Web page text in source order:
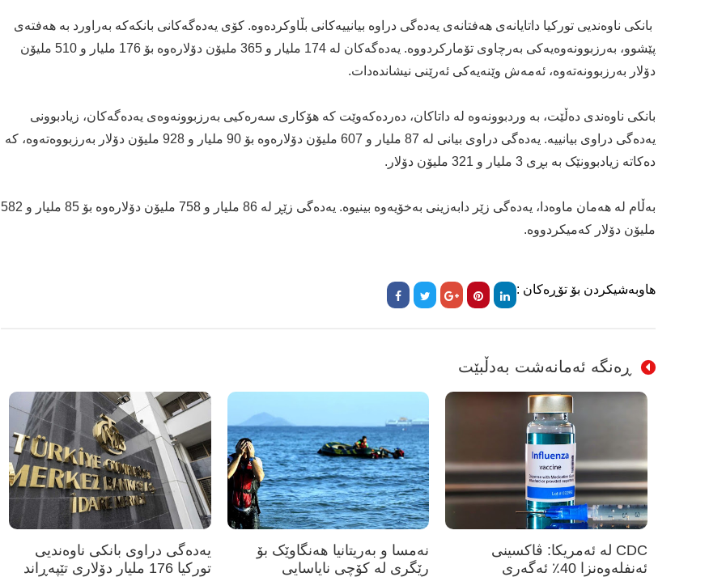
بانکی ناوەندیی تورکیا داتایانەی هەفتانەی یەدەگی دراوە بیانییەکانی بڵاوکردەوە. کۆی یەدەگەکانی بانکەکە بەراورد بە هەفتەی
پێشوو، بەرزبوونەوەیەکی بەرچاوی تۆمارکردووە. یەدەگەکان لە 174 ملیار و 365 ملیۆن دۆلارەوە بۆ 176 ملیار و 510 ملیۆن
دۆلار بەرزبوونەتەوە، ئەمەش وێنەیەکی ئەرێنی نیشاندەدات.
بانکی ناوەندی دەڵێت، بە وردبوونەوە لە داتاکان، دەردەکەوێت کە هۆکاری سەرەکیی بەرزبوونەوەی یەدەگەکان، زیادبوونی
یەدەگی دراوی بیانییە. یەدەگی دراوی بیانی لە 87 ملیار و 607 ملیۆن دۆلارەوە بۆ 90 ملیار و 928 ملیۆن دۆلار بەرزبووەتەوە، کە
دەکاتە زیادبوونێک بە بڕی 3 ملیار و 321 ملیۆن دۆلار.
بەڵام لە هەمان ماوەدا، یەدەگی زێر دابەزینی بەخۆیەوە بینیوە. یەدەگی زێڕ لە 86 ملیار و 758 ملیۆن دۆلارەوە بۆ 85 ملیار و 582
ملیۆن دۆلار کەمیکردووە.
هاوبەشیکردن بۆ تۆڕەکان :
ڕەنگە ئەمانەشت بەدڵبێت
یەدەگی دراوی بانکی ناوەندیی
تورکیا 176 ملیار دۆلاری تێپەڕاند
نەمسا و بەریتانیا هەنگاوێک بۆ
رێگری لە کۆچی نایاسایی
CDC لە ئەمریکا: ڤاکسینی
ئەنفلەوەنزا 40٪ ئەگەری